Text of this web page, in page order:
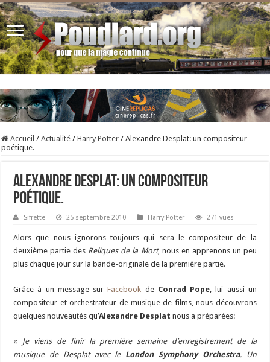
Accueil / Actualité / Harry Potter / Alexandre Desplat: un compositeur
poétique.
Alexandre Desplat: un compositeur
poétique.
Sifrette 25 septembre 2010 Harry Potter 271 vues
Alors que nous ignorons toujours qui sera le compositeur de la
deuxième partie des Reliques de la Mort, nous en apprenons un peu
plus chaque jour sur la bande-originale de la première partie.
Grâce à un message surFacebook de Conrad Pope, lui aussi un
compositeur et orchestrateur de musique de films, nous découvrons
quelques nouveautés qu’Alexandre Desplat nous a préparées:
« Je viens de finir la première semaine d’enregistrement de la
musique de Desplat avec le London Symphony Orchestra. Un